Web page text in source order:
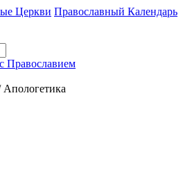
Церкви Православный Календарь
Православием
Апологетика